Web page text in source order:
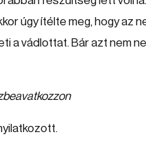
úgy ítélte meg, hogy az
a vádlottat. Bár azt nem